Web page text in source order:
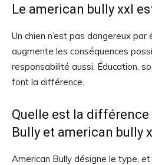
Le american bully xxl
Un chien n’est pas dangereux
augmente les conséquences
responsabilité aussi. Éducation,
font la différence.
Quelle est la
Bully et american bully
American Bully désigne le type,